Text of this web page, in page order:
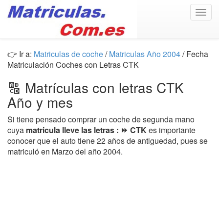
👉 Ir a: Matriculas de coche/Matriculas Año 2004/ Fecha
Matriculación Coches con Letras CTK
🔠 Matrículas con letras CTK
Año y mes
Si tiene pensado comprar un coche de segunda mano
cuya matricula lleve las letras : ⏩ CTKes importante
conocer que el auto tiene 22 años de antiguedad, pues se
matriculó en Marzo del año 2004.